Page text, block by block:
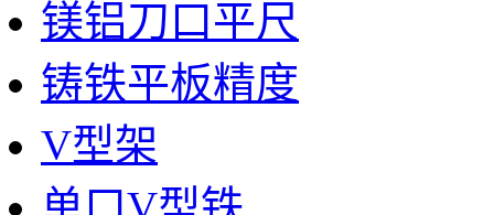
镁铝刀口平尺
铸铁平板精度
V型架